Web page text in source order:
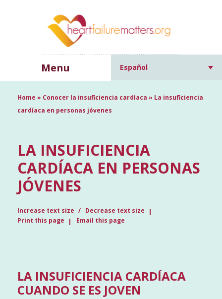
Menu Español
Home » Conocer la insuficiencia cardíaca » La insuficiencia
cardíaca en personas jóvenes
LA INSUFICIENCIA
CARDÍACA EN PERSONAS
JÓVENES
Increase text size
Decrease text size
Print this page
Email this page
LA INSUFICIENCIA CARDÍACA
CUANDO SE ES JOVEN